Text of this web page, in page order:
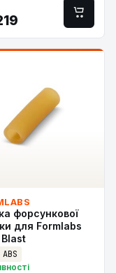
форсункової
для Formlabs
ABS